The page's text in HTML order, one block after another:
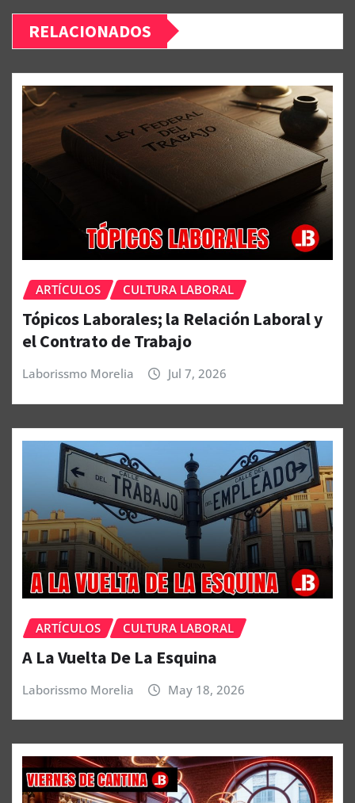
RELACIONADOS
ARTÍCULOS CULTURA LABORAL
Tópicos Laborales; la Relación Laboral y
el Contrato de Trabajo
Laborissmo Morelia Jul 7, 2026
ARTÍCULOS CULTURA LABORAL
A La Vuelta De La Esquina
Laborissmo Morelia May 18, 2026